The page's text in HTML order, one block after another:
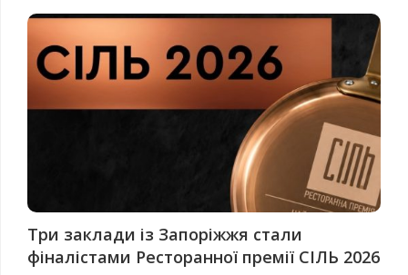
Три заклади із Запоріжжя стали
фіналістами Ресторанної премії СІЛЬ 2026